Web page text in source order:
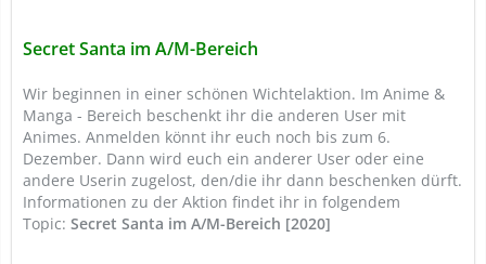
Secret Santa im A/M-Bereich
Wir beginnen in einer schönen Wichtelaktion. Im Anime &
Manga - Bereich beschenkt ihr die anderen User mit
Animes. Anmelden könnt ihr euch noch bis zum 6.
Dezember. Dann wird euch ein anderer User oder eine
andere Userin zugelost, den/die ihr dann beschenken dürft.
Informationen zu der Aktion findet ihr in folgendem
Topic: Secret Santa im A/M-Bereich [2020]